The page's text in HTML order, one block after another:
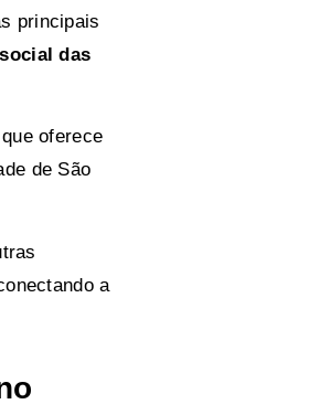
principais
das
oferece
de São
a